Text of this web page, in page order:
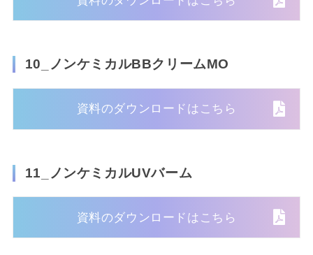
10_ノンケミカルBBクリームMO
資料のダウンロードはこちら
11_ノンケミカルUVバーム
資料のダウンロードはこちら